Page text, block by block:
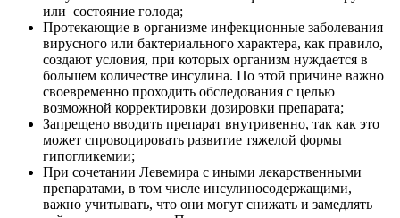
или состояние голода;
Протекающие в организме инфекционные заболевания
вирусного или бактериального характера, как правило,
создают условия, при которых организм нуждается в
большем количестве инсулина. По этой причине важно
своевременно проходить обследования с целью
возможной корректировки дозировки препарата;
Запрещено вводить препарат внутривенно, так как это
может спровоцировать развитие тяжелой формы
гипогликемии;
При сочетании Левемира с иными лекарственными
препаратами, в том числе инсулиносодержащими,
важно учитывать, что они могут снижать и замедлять